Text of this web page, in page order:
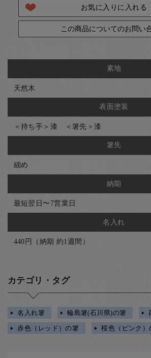
お気に入りに入れる
この商品についてのお問い
素地
天然木
表面塗装
＜持ち手＞漆 ＜箸先＞漆
箸先
細め
納期
最短翌日〜7営業日
名入れ
440円（納期 約1週間）
カテゴリ・タグ
名入れ箸 輪島箸(石川県)の箸
赤色（レッド）の箸
桜色（ピンク）